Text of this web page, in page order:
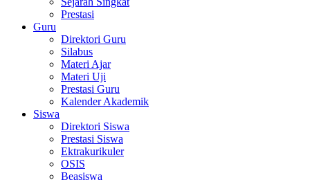
Prestasi
Guru
Direktori Guru
Silabus
Materi Ajar
Materi Uji
Prestasi Guru
Kalender Akademik
Siswa
Direktori Siswa
Prestasi Siswa
Ektrakurikuler
OSIS
Beasiswa